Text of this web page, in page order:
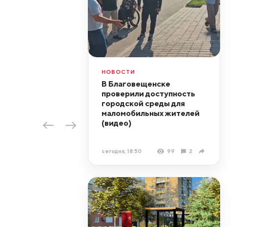
НОВОСТИ
В Благовещенске
проверили доступность
городской среды для
маломобильных жителей
(видео)
сегодня, 18:50 99 2